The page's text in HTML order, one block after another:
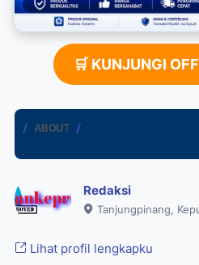
🛒 KUNJUNGI
ABOUT
Redaksi
Tanjungpinang,
Lihat profil lengkapku